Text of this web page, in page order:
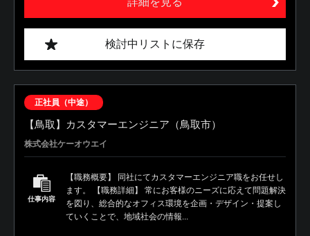
検討中リストに保存
正社員（中途）
【鳥取】カスタマーエンジニア（鳥取市）
株式会社ケーオウエイ
仕事内容
【職務概要】 同社にてカスタマーエンジニア職をお任せし
ます。 【職務詳細】 常にお客様のニーズに応えて問題解決
を図り、総合的なオフィス環境を企画・デザイン・提案し
ていくことで、地域社会の情報...